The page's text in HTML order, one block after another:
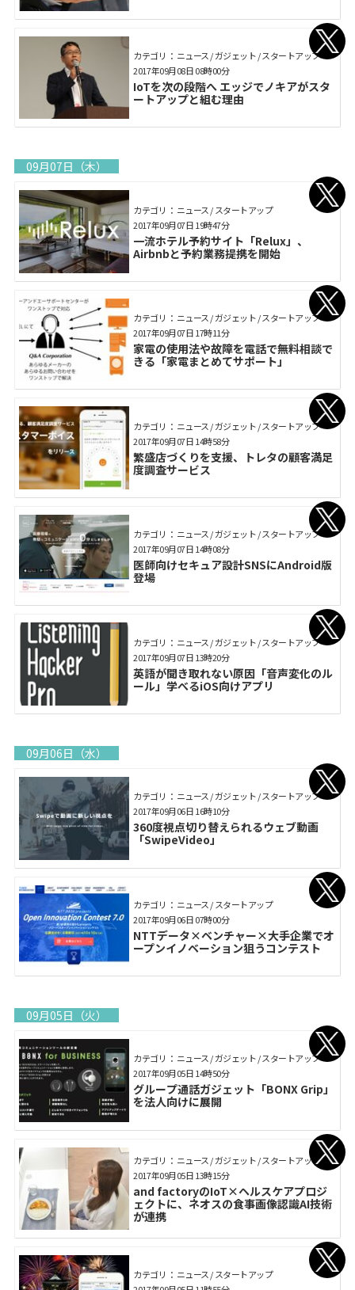
カテゴリ： ニュース / ガジェット / スタートアップ
IoTを次の段階へ エッジでノキアがスタ
ートアップと組む理由
2017年09月08日 08時00分
09月07日（木）
カテゴリ： ニュース / スタートアップ
一流ホテル予約サイト「Relux」、
Airbnbと予約業務提携を開始
2017年09月07日 19時47分
カテゴリ： ニュース / ガジェット / スタートアップ
家電の使用法や故障を電話で無料相談で
きる「家電まとめてサポート」
2017年09月07日 17時11分
カテゴリ： ニュース / ガジェット / スタートアップ
繁盛店づくりを支援、トレタの顧客満足
度調査サービス
2017年09月07日 14時58分
カテゴリ： ニュース / ガジェット / スタートアップ
医師向けセキュア設計SNSにAndroid版
登場
2017年09月07日 14時08分
カテゴリ： ニュース / ガジェット / スタートアップ
英語が聞き取れない原因「音声変化のル
ール」学べるiOS向けアプリ
2017年09月07日 13時20分
09月06日（水）
カテゴリ： ニュース / ガジェット / スタートアップ
360度視点切り替えられるウェブ動画
「SwipeVideo」
2017年09月06日 16時10分
カテゴリ： ニュース / スタートアップ
NTTデータ×ベンチャー×大手企業でオ
ープンイノベーション狙うコンテスト
2017年09月06日 07時00分
09月05日（火）
カテゴリ： ニュース / ガジェット / スタートアップ
グループ通話ガジェット「BONX Grip」
を法人向けに展開
2017年09月05日 14時50分
カテゴリ： ニュース / ガジェット / スタートアップ
and factoryのIoT×ヘルスケアプロジ
ェクトに、ネオスの食事画像認識AI技術
が連携
2017年09月05日 13時15分
カテゴリ： ニュース / スタートアップ